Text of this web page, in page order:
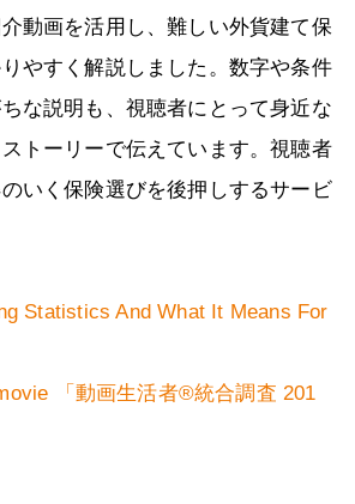
動画を活用し、難しい外貨建て保
やすく解説しました。数字や条件
な説明も、視聴者にとって身近な
トーリーで伝えています。視聴者
いく保険選びを後押しするサービ
Statistics And What It Means For
「動画生活者®統合調査 201